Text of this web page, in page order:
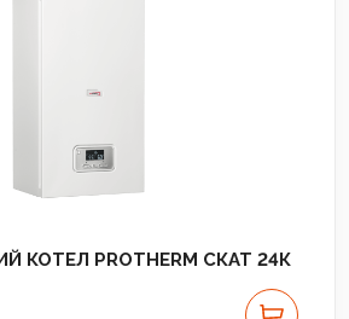
КОТЕЛ PROTHERM СКАТ 24К